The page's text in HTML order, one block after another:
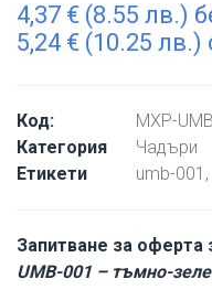
4,37 € (8.55 лв.)
5,24 € (10.25
Код:
MXP-
Категория
Чадъри
Етикети
umb-001 ,
Запитване за оферта
UMB-001 – тъмно-